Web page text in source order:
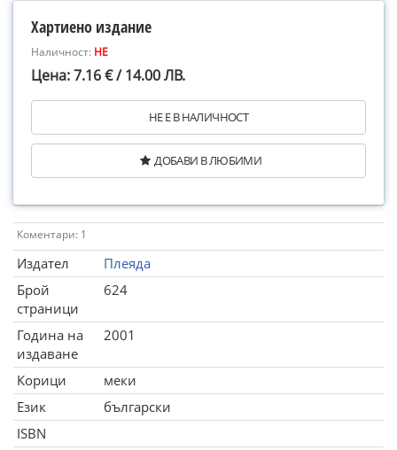
Хартиено издание
Наличност: НЕ
Цена: 7.16 € / 14.00 ЛВ.
НЕ Е В НАЛИЧНОСТ
ДОБАВИ В ЛЮБИМИ
Коментари: 1
Издател
Плеяда
Брой
страници
624
Година на
издаване
2001
Корици
меки
Език
български
ISBN